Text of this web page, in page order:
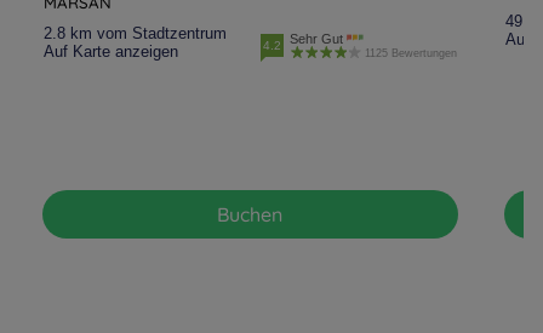
2.8 km vom Stadtzentrum
Auf Karte anzeigen
4.2 Sehr Gut
1125 Bewertungen
Buchen
49.1
Auf